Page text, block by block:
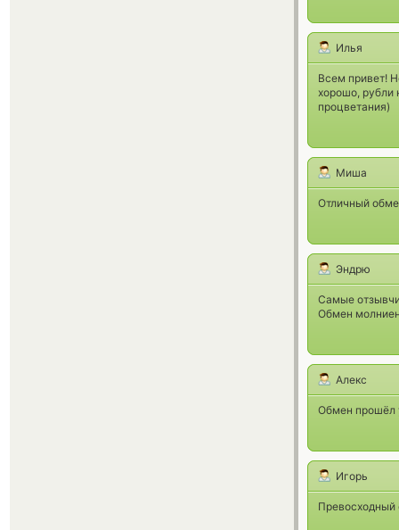
Илья
Всем привет!
хорошо, рубли
процветания)
Миша
Отличный
Эндрю
Самые
Обмен
Алекс
Обмен прошёл
Игорь
Превосходный